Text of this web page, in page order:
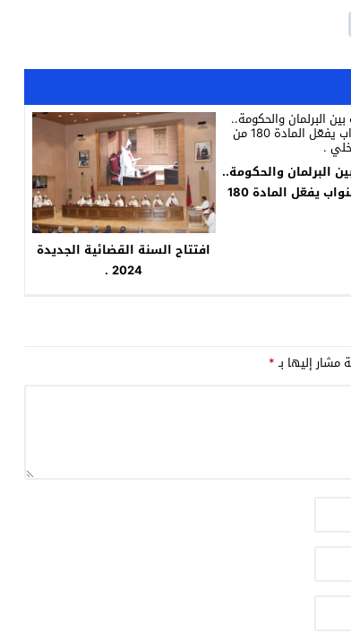
البرلمان والحكومة..
مجلس النواب يفعّل المادة 180
افتتاح السنة القضائية الجديدة
2024 .
مشار إليها بـ*